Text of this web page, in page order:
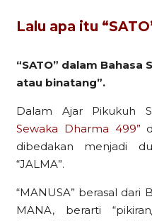
Lalu apa itu
“SATO” dalam Bahasa
atau binatang”.
Dalam Ajar Pikukuh
Sewaka Dharma 499”
dibedakan menjadi
“JALMA”.
“MANUSA” berasal dari
MANA, berarti